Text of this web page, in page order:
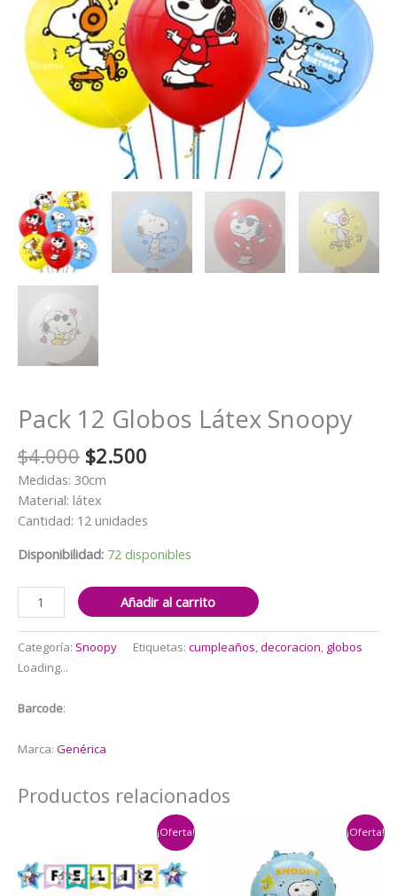
Pack 12 Globos Látex Snoopy
$4.000 El
precio
original
era:
$2.500
es:
Medidas: 30cm
Material: látex
Cantidad: 12 unidades
Disponibilidad: 72 disponibles
Pack
12
Globos
Látex
Snoopy
Añadir al carrito
Categoría: Snoopy Etiquetas: cumpleaños,decoracion, globos
Loading...
Barcode:
Marca: Genérica
Productos relacionados
¡Oferta! ¡Oferta!